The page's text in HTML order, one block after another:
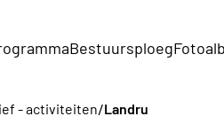
Bestuursploeg
- activiteiten/Landru